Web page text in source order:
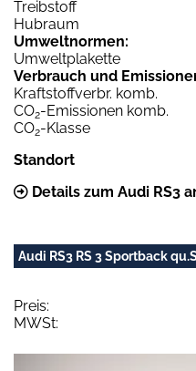
Treibstoff
Hubraum
Umweltnormen:
Umweltplakette
Verbrauch und
Kraftstoffverbr. komb.
CO2-Emissionen komb.
CO2-Klasse
Standort
Details zum Audi RS3
Audi RS3 RS 3 Sportback
Preis:
MWSt: